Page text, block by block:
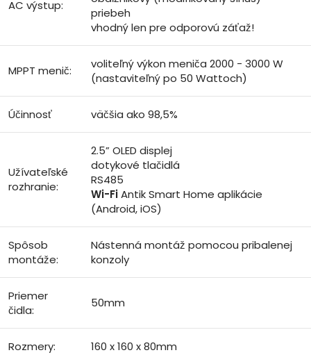
AC výstup:
priebeh
vhodný len pre odporovú záťaž!
MPPT menič:
voliteľný výkon meniča 2000 - 3000 W
(nastaviteľný po 50 Wattoch)
Účinnosť väčšia ako 98,5%
Užívateľské
rozhranie:
2.5” OLED displej
dotykové tlačidlá
RS485
Wi-FiAntik Smart Home aplikácie
(Android, iOS)
Spôsob
montáže:
Nástenná montáž pomocou pribalenej
konzoly
Priemer
čidla:
50mm
Rozmery: 160 x 160 x 80mm